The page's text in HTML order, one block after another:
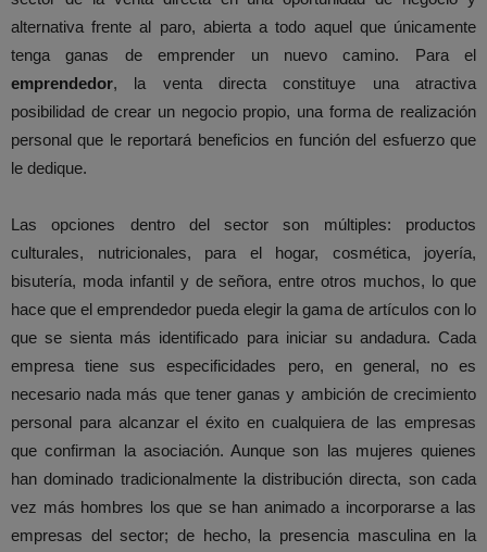
alternativa frente al paro, abierta a todo aquel que únicamente
tenga ganas de emprender un nuevo camino. Para el
emprendedor, la venta directa constituye una atractiva
posibilidad de crear un negocio propio, una forma de realización
personal que le reportará beneficios en función del esfuerzo que
le dedique.
Las opciones dentro del sector son múltiples: productos
culturales, nutricionales, para el hogar, cosmética, joyería,
bisutería, moda infantil y de señora, entre otros muchos, lo que
hace que el emprendedor pueda elegir la gama de artículos con lo
que se sienta más identificado para iniciar su andadura. Cada
empresa tiene sus especificidades pero, en general, no es
necesario nada más que tener ganas y ambición de crecimiento
personal para alcanzar el éxito en cualquiera de las empresas
que confirman la asociación. Aunque son las mujeres quienes
han dominado tradicionalmente la distribución directa, son cada
vez más hombres los que se han animado a incorporarse a las
empresas del sector; de hecho, la presencia masculina en la